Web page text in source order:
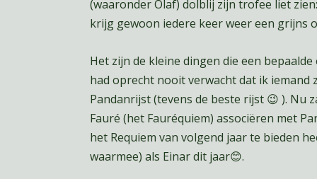
(waaronder Olaf) dolblij zijn trofee liet
krijg gewoon iedere keer weer een grijns
Het zijn de kleine dingen die een
had oprecht nooit verwacht dat ik
Pandanrijst (tevens de beste rijst 😉 ). Nu
Fauré (het Fauréquiem) associëren met
het Requiem van volgend jaar te bieden
waarmee) als Einar dit jaar😊.